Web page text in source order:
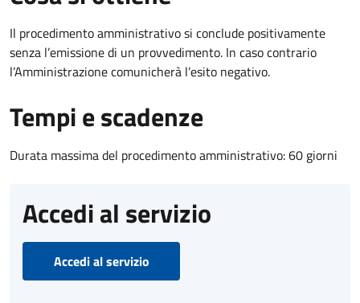
Il procedimento amministrativo si conclude positivamente
senza l’emissione di un provvedimento. In caso contrario
l’Amministrazione comunicherà l’esito negativo.
Tempi e scadenze
Durata massima del procedimento amministrativo: 60 giorni
Accedi al servizio
Accedi al servizio